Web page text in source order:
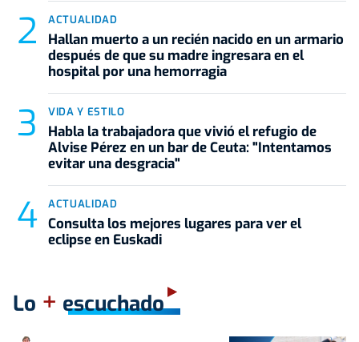
ACTUALIDAD
Hallan muerto a un recién nacido en un armario
después de que su madre ingresara en el
hospital por una hemorragia
VIDA Y ESTILO
Habla la trabajadora que vivió el refugio de
Alvise Pérez en un bar de Ceuta: "Intentamos
evitar una desgracia"
ACTUALIDAD
Consulta los mejores lugares para ver el
eclipse en Euskadi
Lo + escuchado